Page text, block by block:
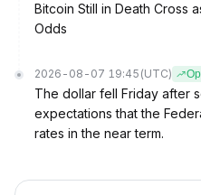
Bitcoin Still in Death Cross
Odds
2026-08-07 19:45 (UTC)
The dollar fell Friday after
expectations that the
rates in the near term.